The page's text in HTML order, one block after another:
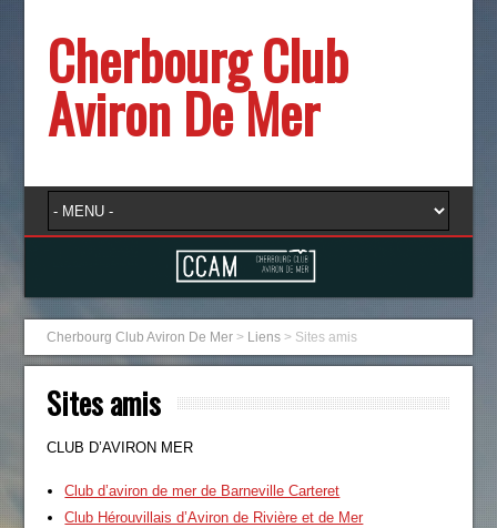
Cherbourg Club
Aviron De Mer
Cherbourg Club Aviron De Mer > Liens > Sites amis
Sites amis
CLUB D’AVIRON MER
Club d’aviron de mer de Barneville Carteret
Club Hérouvillais d’Aviron de Rivière et de Mer